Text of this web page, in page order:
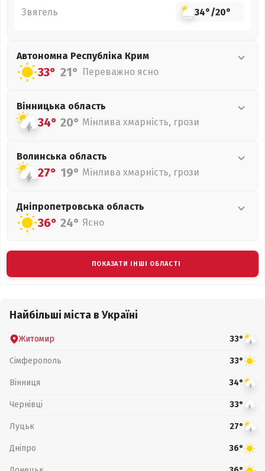
Звягель 34°/20°
Автономна Республіка Крим
33° 21° Переважно ясно
Вінницька область
34° 20° Мінлива хмарність, грози
Волинська область
27° 19° Мінлива хмарність, грози
Дніпропетровська область
36° 24° Ясно
ПОКАЗАТИ ІНШІ ОБЛАСТІ
Найбільші міста в Україні
Житомир 33°
Сімферополь 33°
Вінниця 34°
Чернівці 33°
Луцьк 27°
Дніпро 36°